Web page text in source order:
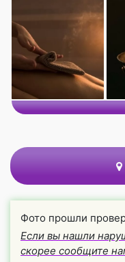
Фото прошли
Если вы нашли
скорее сообщите